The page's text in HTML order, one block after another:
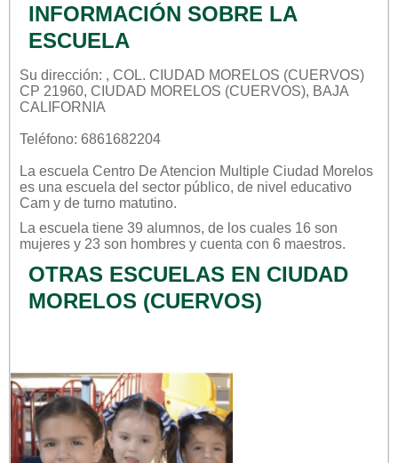
INFORMACIÓN SOBRE LA
ESCUELA
Su dirección: , COL. CIUDAD MORELOS (CUERVOS)
CP 21960, CIUDAD MORELOS (CUERVOS), BAJA
CALIFORNIA
Teléfono: 6861682204
La escuela Centro De Atencion Multiple Ciudad Morelos
es una escuela del sector público, de nivel educativo
Cam y de turno matutino.
La escuela tiene 39 alumnos, de los cuales 16 son
mujeres y 23 son hombres y cuenta con 6 maestros.
OTRAS ESCUELAS EN CIUDAD
MORELOS (CUERVOS)